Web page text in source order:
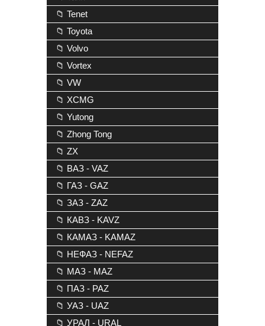
📁 Tenet
📁 Toyota
📁 Volvo
📁 Vortex
📁 VW
📁 XCMG
📁 Yutong
📁 Zhong Tong
📁 ZX
📁 ВАЗ - VAZ
📁 ГАЗ - GAZ
📁 ЗАЗ - ZAZ
📁 КАВЗ - KAVZ
📁 КАМАЗ - KAMAZ
📁 НЕФАЗ - NEFAZ
📁 МАЗ - MAZ
📁 ПАЗ - PAZ
📁 УАЗ - UAZ
📁 УРАЛ - URAL